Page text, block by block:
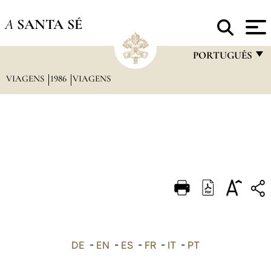
A SANTA SÉ
PORTUGUÊS
DEUTSCH
العربيّة
VIAGENS 1986 VIAGENS
DE - EN - ES - FR - IT - PT